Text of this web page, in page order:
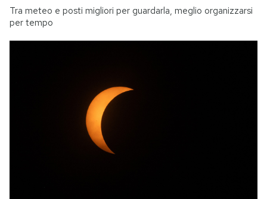
Tra meteo e posti migliori per guardarla, meglio organizzarsi
per tempo